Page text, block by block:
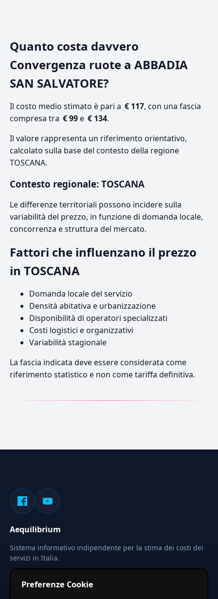
Quanto costa davvero
Convergenza ruote a ABBADIA
SAN SALVATORE?
Il costo medio stimato è pari a € 117, con una fascia
compresa tra € 99e € 134.
Il valore rappresenta un riferimento orientativo,
calcolato sulla base del contesto della regione
TOSCANA.
Contesto regionale: TOSCANA
Le differenze territoriali possono incidere sulla
variabilità del prezzo, in funzione di domanda locale,
concorrenza e struttura del mercato.
Fattori che influenzano il prezzo
in TOSCANA
Domanda locale del servizio
Densità abitativa e urbanizzazione
Disponibilità di operatori specializzati
Costi logistici e organizzativi
Variabilità stagionale
La fascia indicata deve essere considerata come
riferimento statistico e non come tariffa definitiva.
Aequilibrium
Sistema informativo indipendente per la stima dei costi dei
servizi in Italia.
Preferenze Cookie